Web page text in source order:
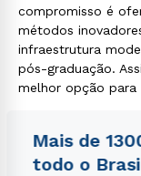
compromisso é
métodos
infraestrutura
pós-graduação.
melhor opção para
Mais de
todo o
Rápido